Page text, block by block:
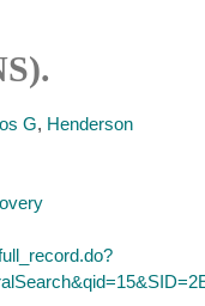
G, Henderson